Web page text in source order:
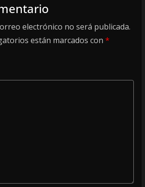
electrónico no será publicada.
están marcados con *